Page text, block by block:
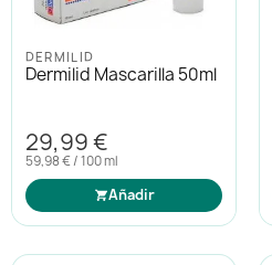
Protección solar
Higiene
Óptica
Protección solar
Higiene
Óptica
DERMILID
Dermilid Mascarilla 50ml
29,99 €
59,98 € / 100 ml
Añadir